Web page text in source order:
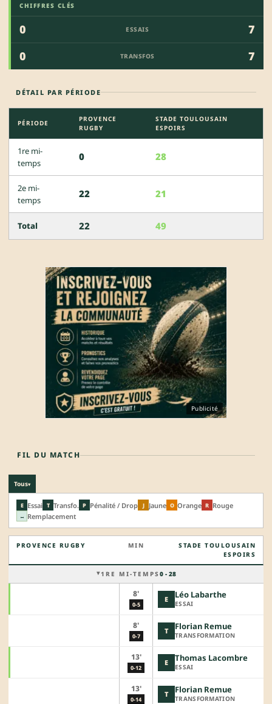
CHIFFRES CLÉS
0 ESSAIS
7
0
TRANSFOS 7
DÉTAIL PAR PÉRIODE
PÉRIODE
PROVENCE
RUGBY
STADE TOULOUSAIN
ESPOIRS
1re mi-
temps
0 28
2e mi-
temps
22 21
Total 22 49
Publicité
FIL DU MATCH
Tous▾
E Essai T Transfo. P Pénalité / Drop J Jaune O Orange R Rouge
↔ Remplacement
PROVENCE RUGBY MIN
STADE TOULOUSAIN
ESPOIRS
1RE MI-TEMPS 0 - 28
8'
0-5
E Léo Labarthe
ESSAI
8'
0-7
T Florian Remue
TRANSFORMATION
13'
0-12
E Thomas Lacombre
ESSAI
13'
0-14
T Florian Remue
TRANSFORMATION